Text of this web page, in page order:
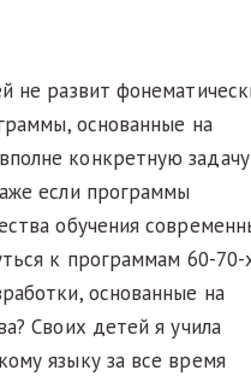
не развит
основанные на
конкретную
если программы
обучения
к программам 60-70-
основанные на
Своих детей я учила
языку за все время